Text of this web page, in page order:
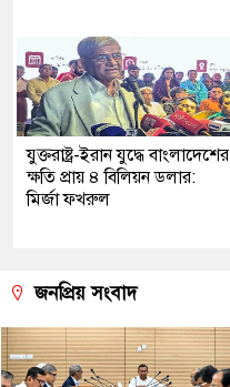
যুক্তরাষ্ট্র-ইরান যুদ্ধে বাংলাদেশের
ক্ষতি প্রায় ৪ বিলিয়ন ডলার:
মির্জা ফখরুল
জনপ্রিয় সংবাদ